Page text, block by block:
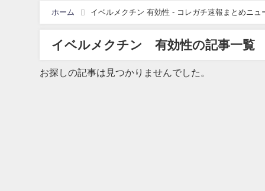
ホーム イベルメクチン 有効性 - コレガチ速報まとめニュ
イベルメクチン 有効性の記事一覧
お探しの記事は見つかりませんでした。